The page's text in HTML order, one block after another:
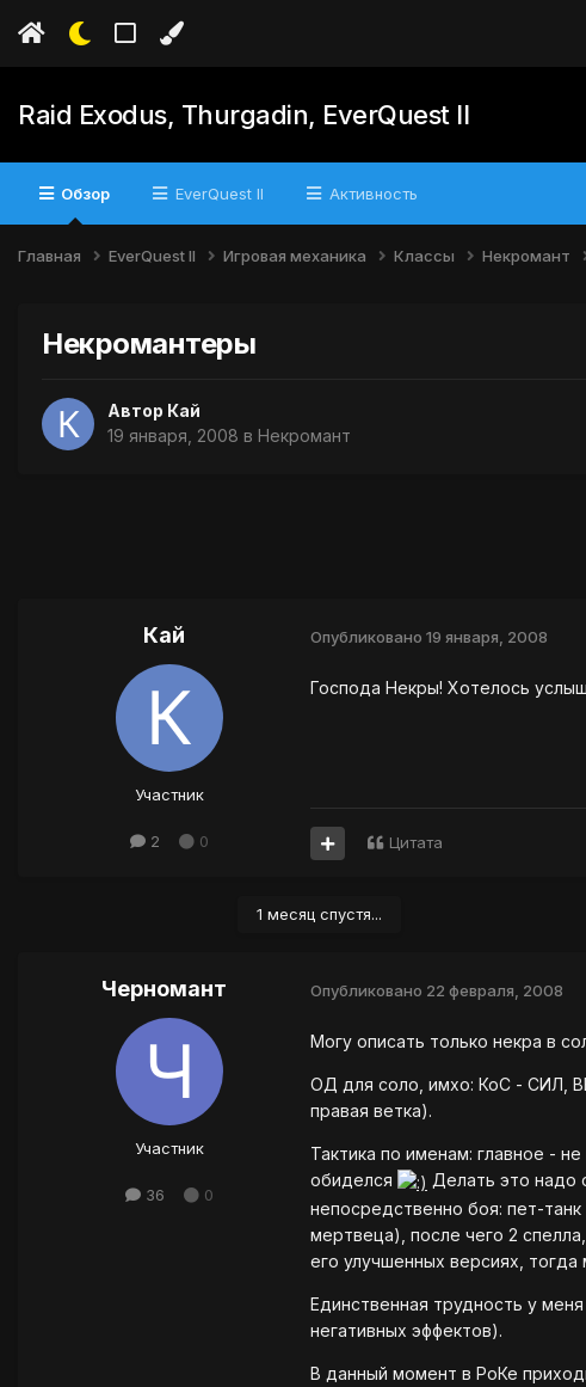
Raid Exodus, Thurgadin, EverQuest II
Обзор EverQuest II Активность
Главная EverQuest II Игровая механика Классы Некромант
Некромантеры
Автор Кай
19 января, 2008 в Некромант
Кай
Участник
2 0
Опубликовано 19 января, 2008
Господа Некры! Хотелось
Цитата
1 месяц спустя...
Черномант
Участник
36 0
Опубликовано 22 февраля, 2008
Могу описать только некра в
ОД для соло, имхо: КоС - СИЛ,
правая ветка).
Тактика по именам: главное -
обиделся
Делать это надо
непосредственно боя: пет-
мертвеца), после чего 2
его улучшенных версиях,
Единственная трудность у
негативных эффектов).
В данный момент в РоКе